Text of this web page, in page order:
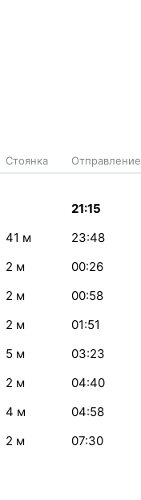
Стоянка Отправление
21:15
41 м 23:48
2 м 00:26
2 м 00:58
2 м 01:51
5 м 03:23
2 м 04:40
4 м 04:58
2 м 07:30